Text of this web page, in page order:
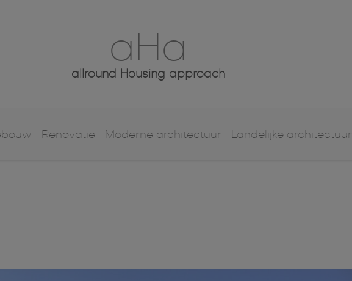
aHa
allround Housing approach
Renovatie Moderne architectuur Landelijke architectuur